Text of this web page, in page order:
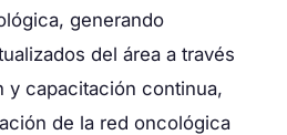
generando
del área a través
y capacitación continua,
de la red oncológica